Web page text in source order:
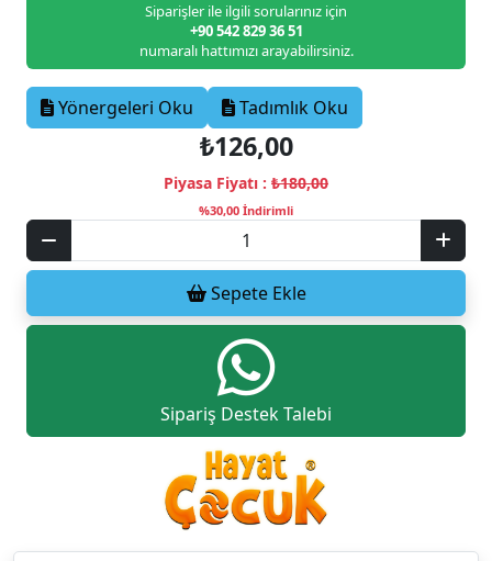
Siparişler ile ilgili sorularınız için
+90 542 829 36 51
numaralı hattımızı arayabilirsiniz.
Yönergeleri Oku Tadımlık Oku
₺126,00
Piyasa Fiyatı : ₺180,00
%30,00 İndirimli
Sepete Ekle
Sipariş Destek Talebi